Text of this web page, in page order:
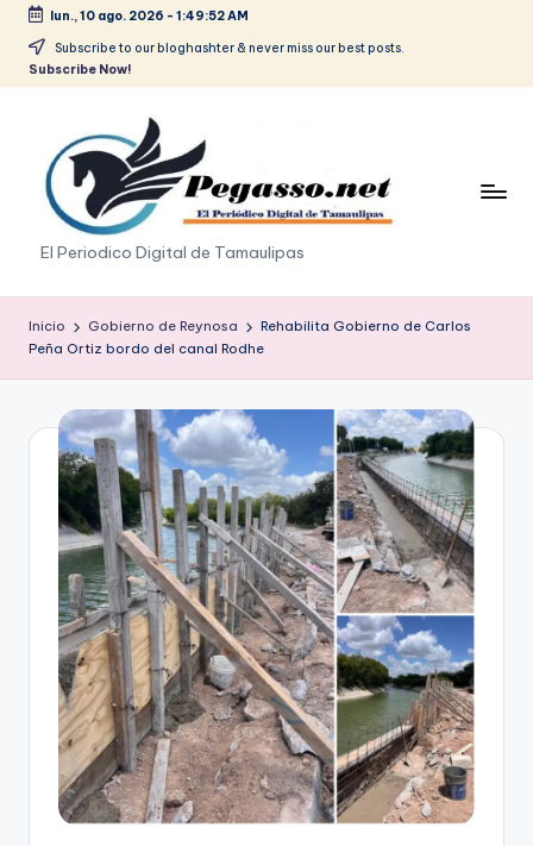
Saltar
lun., 10 ago. 2026 - 1:49:53 AM
Subscribe to our bloghashter & never miss our best posts.
Subscribe Now!
p
e
g
a
o
p
El Periodico Digital de Tamaulipas
Inicio Gobierno de Reynosa
Rehabilita Gobierno de Carlos
Peña Ortiz bordo del canal Rodhe